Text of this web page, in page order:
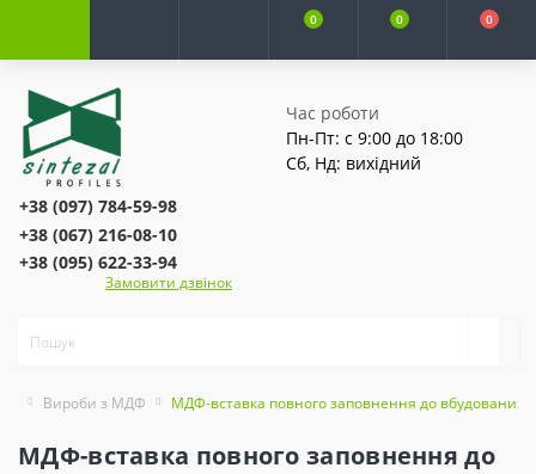
0 0 0
Час роботи
Пн-Пт: с 9:00 до 18:00
Сб, Нд: вихідний
+38 (097) 784-59-98
+38 (067) 216-08-10
+38 (095) 622-33-94
Замовити дзвінок
Вироби з МДФ МДФ-вставка повного заповнення до вбудованих
МДФ-вставка повного заповнення до